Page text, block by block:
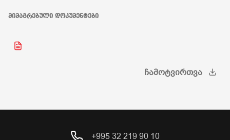
ᲛᲘᲛᲐᲒᲠᲔᲑᲣᲚᲘ ᲓᲝᲙᲣᲛᲔᲜᲢᲔᲑᲘ
ᲩᲐᲛᲝᲢᲕᲘᲠᲗᲕᲐ
+995 32 219 90 10